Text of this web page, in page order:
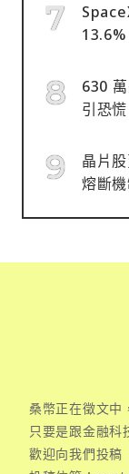
630
引恐
晶片
熔斷
桑幣正在徵文中
只要是跟金融科
歡迎向我們投稿